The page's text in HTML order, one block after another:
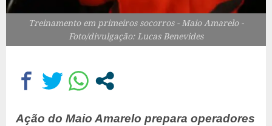
Treinamento em primeiros socorros - Maio Amarelo -
Foto/divulgação: Lucas Benevides
Ação do Maio Amarelo prepara operadores